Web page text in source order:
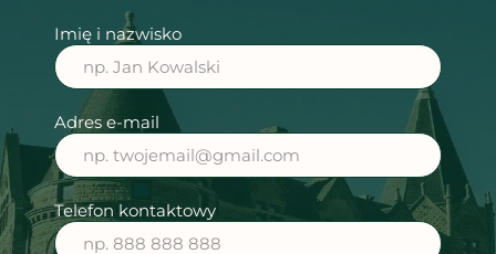
Imię i nazwisko
Adres e-mail
Telefon kontaktowy